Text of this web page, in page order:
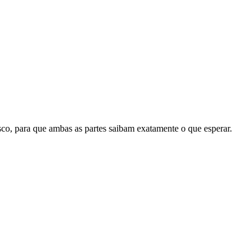
para que ambas as partes saibam exatamente o que esperar.